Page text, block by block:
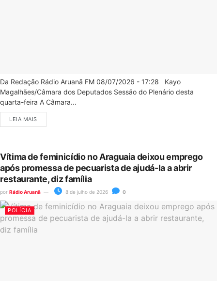
Da Redação Rádio Aruanã FM 08/07/2026 - 17:28 Kayo
Magalhães/Câmara dos Deputados Sessão do Plenário desta
quarta-feira A Câmara...
LEIA MAIS
Vítima de feminicídio no Araguaia deixou emprego
após promessa de pecuarista de ajudá-la a abrir
restaurante, diz família
por Rádio Aruanã 8 de julho de 2026 0
POLÍCIA